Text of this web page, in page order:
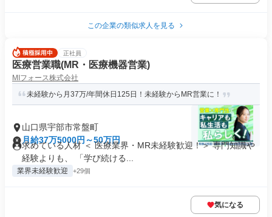
この企業の類似求人を見る
正社員
医療営業職(MR・医療機器営業)
MIフォース株式会社
未経験から月37万/年間休日125日！未経験からMR営業に！
山口県宇部市常盤町
月給37万5000円～50万円
求めている人材 ＜ 医療業界・MR未経験歓迎！＞ 専門知識や
経験よりも、 「学び続ける...
業界未経験歓迎 +29個
気になる